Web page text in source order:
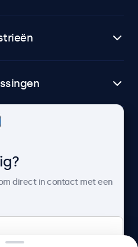
direct in contact met een